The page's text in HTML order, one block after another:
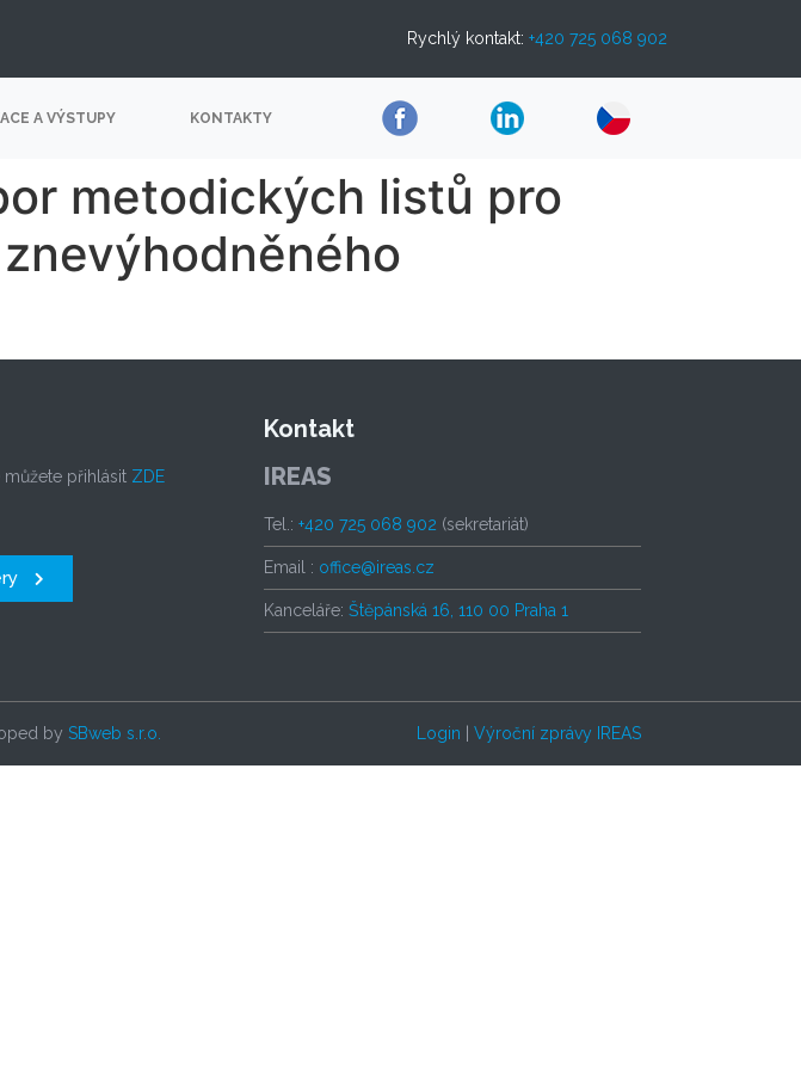
Rychlý kontakt: +420 725 068 902
A VÝSTUPY KONTAKTY
metodických listů pro
přihlásit ZDE
Kontakt
IREAS
Tel.: +420 725 068 902 (sekretariát)
Email : office@ireas.cz
Kanceláře: Štěpánská 16, 110 00 Praha 1
by SBweb s.r.o. Login | Výroční zprávy IREAS